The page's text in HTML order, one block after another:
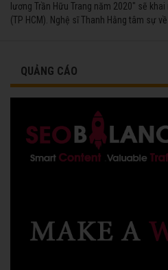
lương Trần Hữu Trang năm 2020" sẽ
(TP HCM). Nghệ sĩ Thanh Hằng tâm sự
QUẢNG CÁO